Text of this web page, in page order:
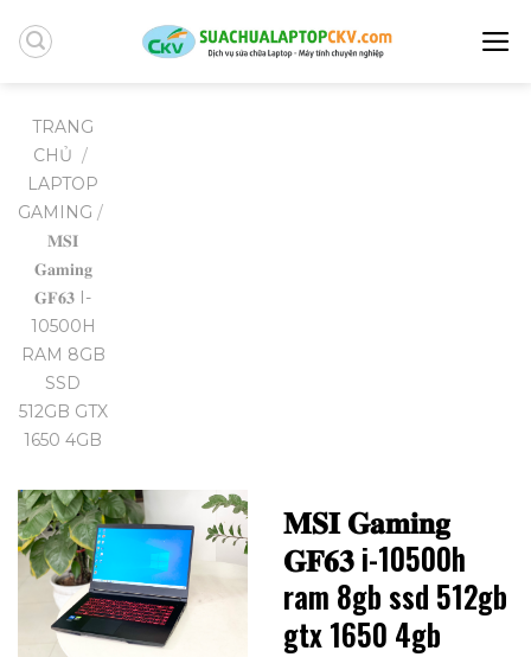
content
TRANG
CHỦ /
LAPTOP
GAMING /
𝐌𝐒𝐈
𝐆𝐚𝐦𝐢𝐧𝐠
𝐆𝐅𝟔𝟑 I-
10500H
RAM 8GB
SSD
512GB GTX
1650 4GB
𝐌𝐒𝐈 𝐆𝐚𝐦𝐢𝐧𝐠
𝐆𝐅𝟔𝟑 i-10500h
ram 8gb ssd 512gb
gtx 1650 4gb